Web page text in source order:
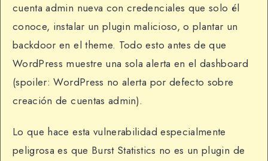
cuenta admin nueva con credenciales que solo él
conoce, instalar un plugin malicioso, o plantar un
backdoor en el theme. Todo esto antes de que
WordPress muestre una sola alerta en el dashboard
(spoiler: WordPress no alerta por defecto sobre
creación de cuentas admin).
Lo que hace esta vulnerabilidad especialmente
peligrosa es que Burst Statistics no es un plugin de